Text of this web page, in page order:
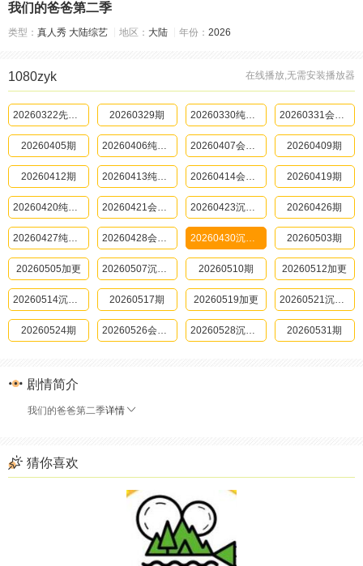
我们的爸爸第二季
类型： 真人秀 大陆综艺 地区： 大陆 年份： 2026
在线播放,无需安装播放器
1080zyk
20260322先导片 20260329期 20260330纯享版 20260331会员版
20260405期 20260406纯享版 20260407会员版 20260409期
20260412期 20260413纯享版 20260414会员版 20260419期
20260420纯享版 20260421会员版 20260423沉浸版 20260426期
20260427纯享版 20260428会员版 20260430沉浸版 20260503期
20260505加更 20260507沉浸版 20260510期 20260512加更
20260514沉浸版 20260517期 20260519加更 20260521沉浸版
20260524期 20260526会员版 20260528沉浸版 20260531期
剧情简介
我们的爸爸第二季详情
猜你喜欢